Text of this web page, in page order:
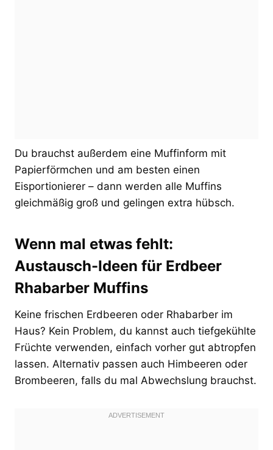
Du brauchst außerdem eine Muffinform mit
Papierförmchen und am besten einen
Eisportionierer – dann werden alle Muffins
gleichmäßig groß und gelingen extra hübsch.
Wenn mal etwas fehlt:
Austausch-Ideen für Erdbeer
Rhabarber Muffins
Keine frischen Erdbeeren oder Rhabarber im
Haus? Kein Problem, du kannst auch tiefgekühlte
Früchte verwenden, einfach vorher gut abtropfen
lassen. Alternativ passen auch Himbeeren oder
Brombeeren, falls du mal Abwechslung brauchst.